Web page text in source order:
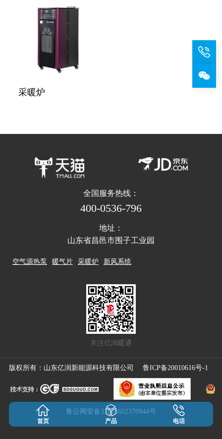
采暖炉
全国服务热线：
400-0536-796
地址：
山东省昌邑市围子工业园
空气源热泵 暖气片 采暖炉 新风系统
关注亿润暖通
版权所有：山东亿润新能源科技有限公司 鲁ICP备20010616号-1
鲁公网安备37078602370944号
首页 产品 电话